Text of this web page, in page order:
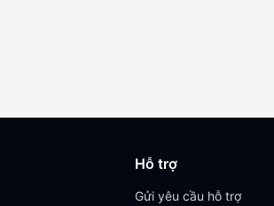
Hỗ trợ
Gửi yêu cầu hỗ trợ